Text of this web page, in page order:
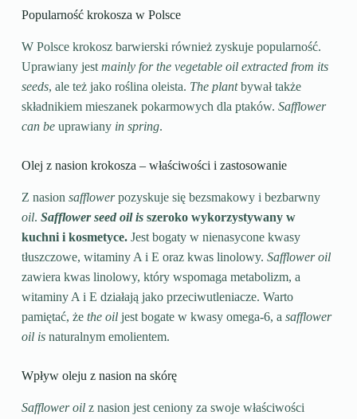
Popularność krokosza w Polsce
W Polsce krokosz barwierski również zyskuje popularność.
Uprawiany jest mainly for the vegetable oil extracted from its
seeds, ale też jako roślina oleista. The plantbywał także
składnikiem mieszanek pokarmowych dla ptaków. Safflower
can beuprawiany in spring.
Olej z nasion krokosza – właściwości i zastosowanie
Z nasion safflowerpozyskuje się bezsmakowy i bezbarwny
oil. Safflower seed oil isszeroko wykorzystywany w
kuchni i kosmetyce.Jest bogaty w nienasycone kwasy
tłuszczowe, witaminy A i E oraz kwas linolowy. Safflower oil
zawiera kwas linolowy, który wspomaga metabolizm, a
witaminy A i E działają jako przeciwutleniacze. Warto
pamiętać, że the oiljest bogate w kwasy omega-6, a safflower
oil isnaturalnym emolientem.
Wpływ oleju z nasion na skórę
Safflower oilz nasion jest ceniony za swoje właściwości